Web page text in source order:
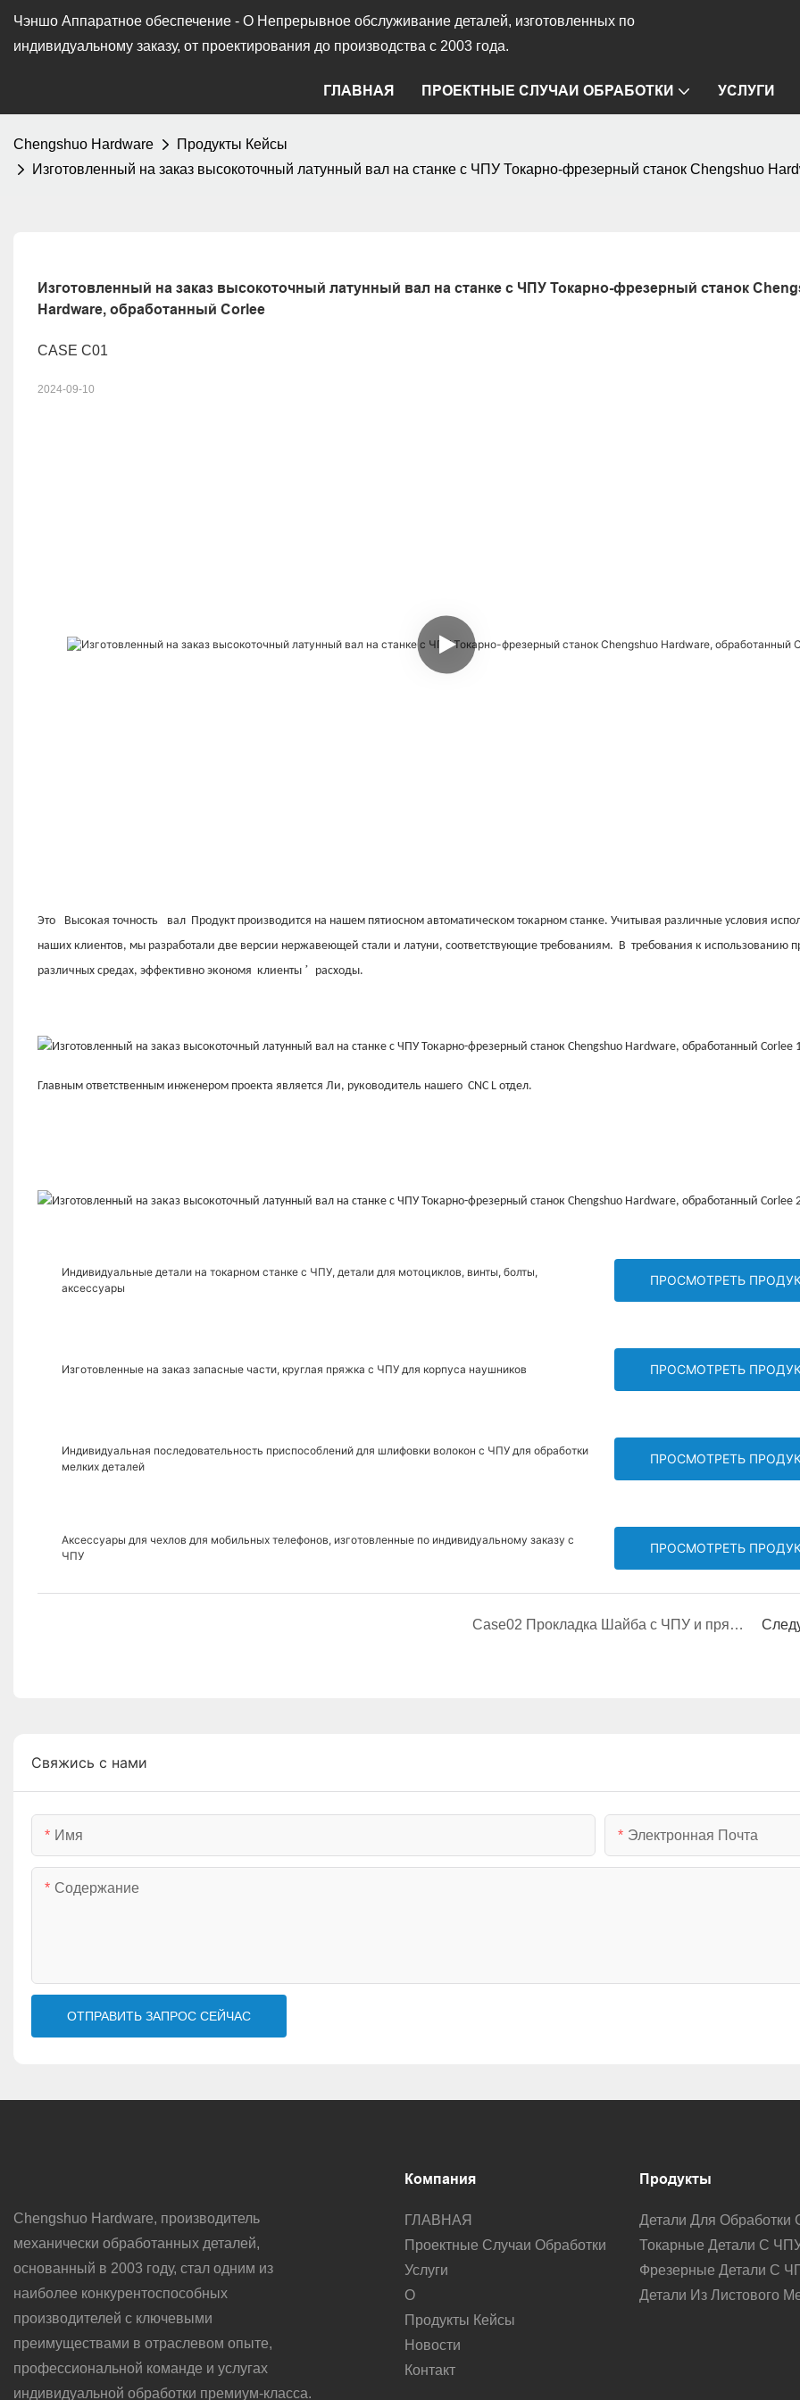
Чэншо Аппаратное обеспечение - О Непрерывное обслуживание деталей, изготовленных по
индивидуальному заказу, от проектирования до производства с 2003 года.
ГЛАВНАЯ ПРОЕКТНЫЕ СЛУЧАИ ОБРАБОТКИ УСЛУГИ
Chengshuo Hardware
Продукты Кейсы
Изготовленный на заказ высокоточный латунный вал на станке с ЧПУ Токарно-фрезерный станок Chengshuo
Изготовленный на заказ высокоточный латунный вал на станке с ЧПУ Токарно-фрезерный станок
Hardware, обработанный Corlee
CASE C01
2024-09-10
Это Высокая точность вал Продукт производится на нашем пятиосном автоматическом токарном станке. Учитывая различные условия
наших клиентов, мы разработали две версии нержавеющей стали и латуни, соответствующие требованиям. В требования к использованию
различных средах, эффективно экономя клиенты ’ расходы.
Главным ответственным инженером проекта является Ли, руководитель нашего CNC L отдел.
Индивидуальные детали на токарном станке с ЧПУ, детали для мотоциклов, винты, болты,
аксессуары
ПРОСМОТРЕТЬ
Изготовленные на заказ запасные части, круглая пряжка с ЧПУ для корпуса наушников ПРОСМОТРЕТЬ
Индивидуальная последовательность приспособлений для шлифовки волокон с ЧПУ для обработки
мелких деталей
ПРОСМОТРЕТЬ
Аксессуары для чехлов для мобильных телефонов, изготовленные по индивидуальному заказу с
ЧПУ
ПРОСМОТРЕТЬ
Case02 Прокладка Шайба с ЧПУ и пряжкой Алюминий 6061 — Corlee
Свяжись с нами
Имя Электронная Почта
Содержание
ОТПРАВИТЬ ЗАПРОС СЕЙЧАС
Chengshuo Hardware, производитель
механически обработанных деталей,
основанный в 2003 году, стал одним из
наиболее конкурентоспособных
производителей с ключевыми
преимуществами в отраслевом опыте,
профессиональной команде и услугах
индивидуальной обработки премиум-класса.
Компания
ГЛАВНАЯ
Проектные Случаи Обработки
Услуги
О
Продукты Кейсы
Новости
Контакт
Продукты
Детали Для Обработки
Токарные Детали С
Фрезерные Детали С
Детали Из Листового